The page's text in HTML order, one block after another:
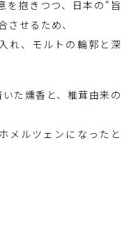
を抱きつつ、日本の“旨
させるため、
れ、モルトの輪郭と深
た燻香と、椎茸由来の
メルツェンになったと